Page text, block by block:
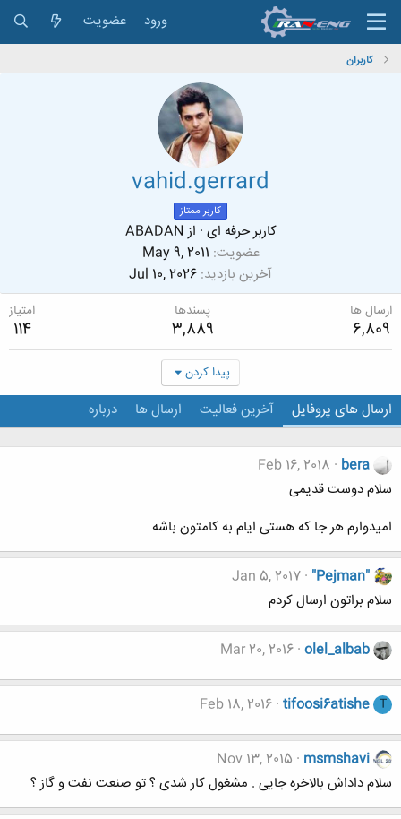
ورود عضویت
کاربران
vahid.gerrard
کاربر ممتاز
کاربر حرفه ای · ازABADAN
عضویت May 9, 2011
آخرین بازدید Jul 10, 2026
ارسال ها
6,809
پسندها
3,889
امتیاز
114
پیدا کردن
ارسال های پروفایل آخرین فعالیت ارسال ها درباره
bera
Feb 16, 2018
سلام دوست قدیمی
امیدوارم هر جا که هستی ایام به کامتون باشه
"Pejman"
Jan 5, 2017
سلام براتون ارسال کردم
olel_albab
Mar 20, 2016
T
tifoosi6atishe
Feb 18, 2016
msmshavi
Nov 13, 2015
سلام داداش بالاخره جایی . مشغول کار شدی ؟ تو صنعت نفت و گاز ؟